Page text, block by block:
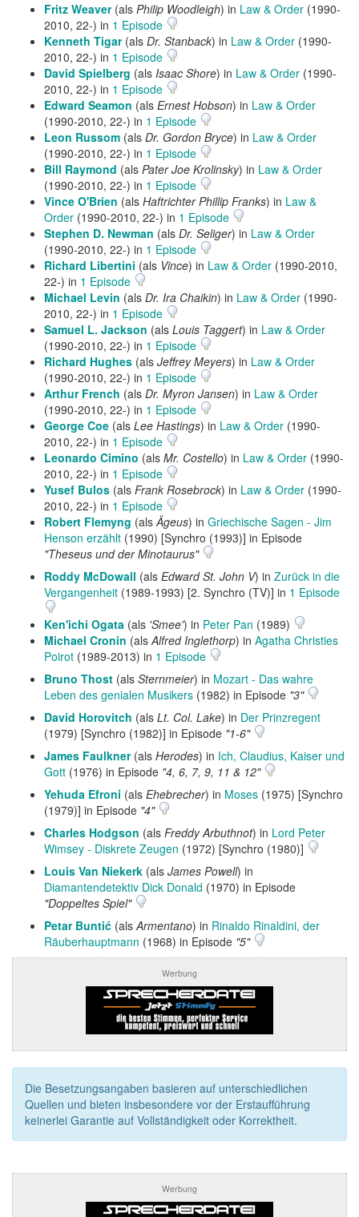
Fritz Weaver(als Philip Woodleigh) in Law & Order (1990-
2010, 22-) in 1 Episode
Kenneth Tigar(als Dr. Stanback) in Law & Order (1990-
2010, 22-) in 1 Episode
David Spielberg (als Isaac Shore) in Law & Order (1990-
2010, 22-) in 1 Episode
Edward Seamon (als Ernest Hobson) in Law & Order
(1990-2010, 22-) in 1 Episode
Leon Russom (als Dr. Gordon Bryce) in Law & Order
(1990-2010, 22-) in 1 Episode
Bill Raymond (als Pater Joe Krolinsky) in Law & Order
(1990-2010, 22-) in 1 Episode
Vince O'Brien (als Haftrichter Phillip Franks) in Law &
Order (1990-2010, 22-) in 1 Episode
Stephen D. Newman (als Dr. Seliger) in Law & Order
(1990-2010, 22-) in 1 Episode
Richard Libertini (als Vince) in Law & Order (1990-2010,
22-) in 1 Episode
Michael Levin (als Dr. Ira Chaikin) in Law & Order (1990-
2010, 22-) in 1 Episode
Samuel L. Jackson (als Louis Taggert) in Law & Order
(1990-2010, 22-) in 1 Episode
Richard Hughes (als Jeffrey Meyers) in Law & Order
(1990-2010, 22-) in 1 Episode
Arthur French (als Dr. Myron Jansen) in Law & Order
(1990-2010, 22-) in 1 Episode
George Coe (als Lee Hastings) in Law & Order (1990-
2010, 22-) in 1 Episode
Leonardo Cimino (als Mr. Costello) in Law & Order (1990-
2010, 22-) in 1 Episode
Yusef Bulos (als Frank Rosebrock) in Law & Order (1990-
2010, 22-) in 1 Episode
Robert Flemyng (alsÄgeus) in Griechische Sagen - Jim
Henson erzählt (1990) [Synchro (1993)] in Episode
"Theseus und der Minotaurus"
Roddy McDowall (als Edward St. John V) in Zurück in die
Vergangenheit (1989-1993) [2. Synchro (TV)] in 1 Episode
Ken'ichi Ogata (als 'Smee') in Peter Pan (1989)
Michael Cronin (alsAlfred Inglethorp) in Agatha Christies
Poirot (1989-2013) in 1 Episode
Bruno Thost (als Sternmeier) in Mozart - Das wahre
Leben des genialen Musikers (1982) in Episode "3"
David Horovitch (als Lt. Col. Lake) in Der Prinzregent
(1979) [Synchro (1982)] in Episode "1-6"
James Faulkner(als Herodes) in Ich, Claudius, Kaiser und
Gott (1976) in Episode "4, 6, 7, 9, 11 & 12"
Yehuda Efroni (als Ehebrecher) in Moses (1975) [Synchro
(1979)] in Episode "4"
Charles Hodgson (als Freddy Arbuthnot) in Lord Peter
Wimsey - Diskrete Zeugen (1972) [Synchro (1980)]
Louis Van Niekerk (als James Powell) in
Diamantendetektiv Dick Donald (1970) in Episode
"Doppeltes Spiel"
Petar Buntić (alsArmentano) in Rinaldo Rinaldini, der
Räuberhauptmann (1968) in Episode "5"
Werbung
Die Besetzungsangaben basieren auf unterschiedlichen
Quellen und bieten insbesondere vor der Erstaufführung
keinerlei Garantie auf Vollständigkeit oder Korrektheit.
Werbung